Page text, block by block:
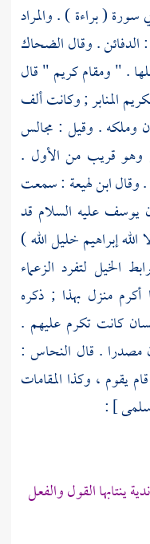
( براءة ) . والمراد
الدفائن . وقالالضحاك
. " ومقام كريم " قال
المنابر ; وكانت ألف
وملكه . وقيل : مجالس
وهو قريب من الأول .
وقالابن لهيعة : سمعت
يوسف عليه السلام قد
اللهإبراهيمخليل الله )
الخيل لتفرد الزعماء
أكرم منزل بهذا ; ذكره
كانت تكرم عليهم .
مصدرا . قال النحاس :
يقوم ، وكذا المقامات
سلمى] :
القول والفعل